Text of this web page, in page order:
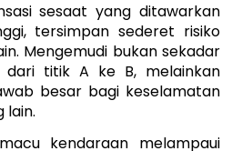
sesaat yang ditawarkan
tersimpan sederet risiko
Mengemudi bukan sekadar
dari titik A ke B, melainkan
besar bagi keselamatan
lain.
kendaraan melampaui